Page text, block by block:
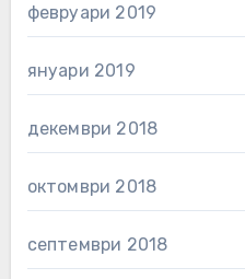
февруари 2019
януари 2019
декември 2018
октомври 2018
септември 2018